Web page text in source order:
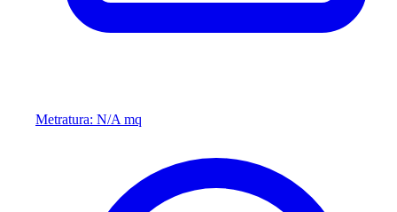
Metratura: N/A mq